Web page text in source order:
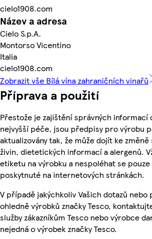
cielo1908.com
Název a adresa
Cielo S.p.A.
Montorso Vicentino
Italia
cielo1908.com
Zobrazit vše Bílá vína zahraničních vinařů
Příprava a použití
Přestože je zajištění správných informací
nejvyšší péče, jsou předpisy pro výrobu
aktualizovány tak, že může dojít ke
živin, dietetických informací a alergenů.
etiketu na výrobku a nespoléhat se
poskytnuté na internetových stránkách.
V případě jakýchkoliv Vašich dotazů
ohledně výrobků značky Tesco,
služby zákazníkům Tesco nebo výrobce
nejedná o výrobek značky Tesco.